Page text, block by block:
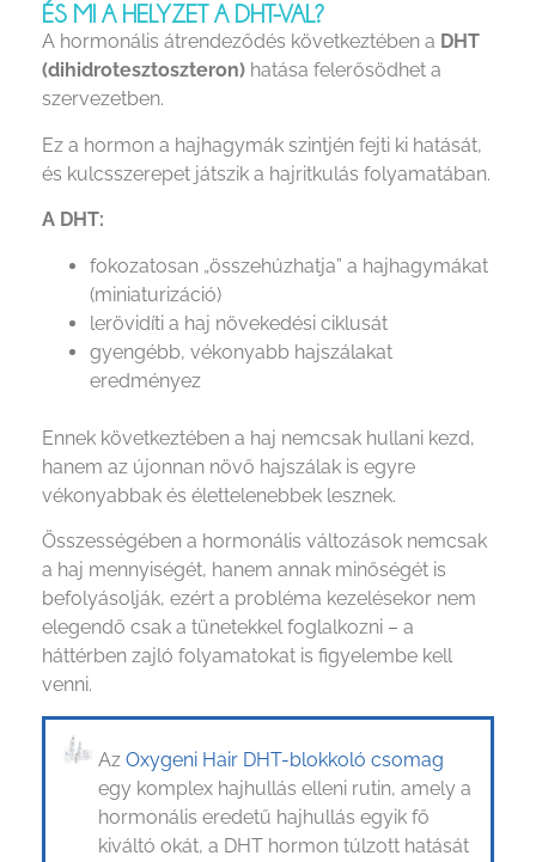
ÉS MI A HELYZET A DHT-VAL?
A hormonális átrendeződés következtében a DHT
(dihidrotesztoszteron) hatása felerősödhet a
szervezetben.
Ez a hormon a hajhagymák szintjén fejti ki hatását,
és kulcsszerepet játszik a hajritkulás folyamatában.
A DHT:
fokozatosan „összehúzhatja” a hajhagymákat
(miniaturizáció)
lerövidíti a haj növekedési ciklusát
gyengébb, vékonyabb hajszálakat
eredményez
Ennek következtében a haj nemcsak hullani kezd,
hanem az újonnan növő hajszálak is egyre
vékonyabbak és élettelenebbek lesznek.
Összességében a hormonális változások nemcsak
a haj mennyiségét, hanem annak minőségét is
befolyásolják, ezért a probléma kezelésekor nem
elegendő csak a tünetekkel foglalkozni – a
háttérben zajló folyamatokat is figyelembe kell
venni.
AzOxygeni Hair DHT-blokkoló csomag
egy komplex hajhullás elleni rutin, amely a
hormonális eredetű hajhullás egyik fő
kiváltó okát, a DHT hormon túlzott hatását